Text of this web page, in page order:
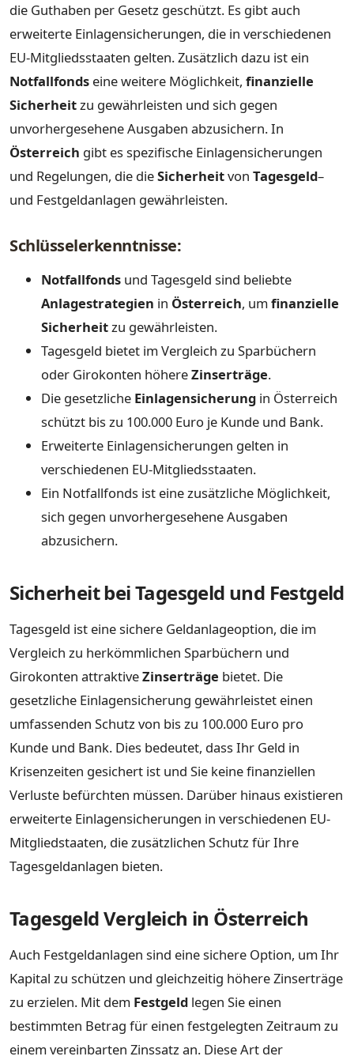
die Guthaben per Gesetz geschützt. Es gibt auch
erweiterte Einlagensicherungen, die in verschiedenen
EU-Mitgliedsstaaten gelten. Zusätzlich dazu ist ein
Notfallfonds eine weitere Möglichkeit, finanzielle
Sicherheitzu gewährleisten und sich gegen
unvorhergesehene Ausgaben abzusichern. In
Österreich gibt es spezifische Einlagensicherungen
und Regelungen, die dieSicherheitvon Tagesgeld–
und Festgeldanlagen gewährleisten.
Schlüsselerkenntnisse:
Notfallfonds und Tagesgeld sind beliebte
Anlagestrategien in Österreich, umfinanzielle
Sicherheitzu gewährleisten.
Tagesgeld bietet im Vergleich zu Sparbüchern
oder Girokonten höhereZinserträge.
Die gesetzliche Einlagensicherung in Österreich
schützt bis zu 100.000 Euro je Kunde und Bank.
Erweiterte Einlagensicherungen gelten in
verschiedenen EU-Mitgliedsstaaten.
Ein Notfallfonds ist eine zusätzliche Möglichkeit,
sich gegen unvorhergesehene Ausgaben
abzusichern.
Sicherheit bei Tagesgeld und Festgeld
Tagesgeld ist eine sichere Geldanlageoption, die im
Vergleich zu herkömmlichen Sparbüchern und
Girokonten attraktiveZinserträge bietet. Die
gesetzliche Einlagensicherung gewährleistet einen
umfassenden Schutz von bis zu 100.000 Euro pro
Kunde und Bank. Dies bedeutet, dass Ihr Geld in
Krisenzeiten gesichert ist und Sie keine finanziellen
Verluste befürchten müssen. Darüber hinaus existieren
erweiterte Einlagensicherungen in verschiedenen EU-
Mitgliedstaaten, die zusätzlichen Schutz für Ihre
Tagesgeldanlagen bieten.
Tagesgeld Vergleich in Österreich
Auch Festgeldanlagen sind eine sichere Option, um Ihr
Kapital zu schützen und gleichzeitig höhere Zinserträge
zu erzielen. Mit dem Festgeld legen Sie einen
bestimmten Betrag für einen festgelegten Zeitraum zu
einem vereinbarten Zinssatz an. Diese Art der